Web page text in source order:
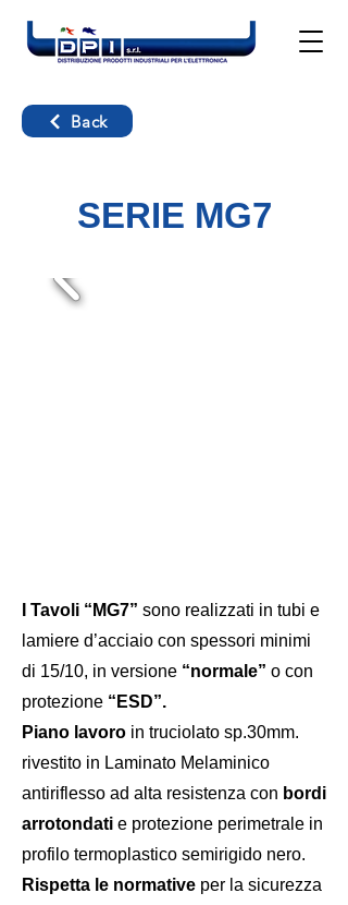
Back
SERIE MG7
I Tavoli “MG7” sono realizzati in tubi e
lamiere d’acciaio con spessori minimi
di 15/10, in versione “normale” o con
protezione “ESD”.
Piano lavoro in truciolato sp.30mm.
rivestito in Laminato Melaminico
antiriflesso ad alta resistenza con bordi
arrotondati e protezione perimetrale in
profilo termoplastico semirigido nero.
Rispetta le normative per la sicurezza